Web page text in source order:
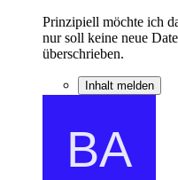
Prinzipiell möchte ich
nur soll keine neue
überschrieben.
Inhalt melden